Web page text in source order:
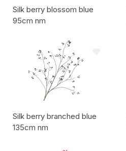
Silk berry blossom blue
95cm nm
Silk berry branched blue
135cm nm